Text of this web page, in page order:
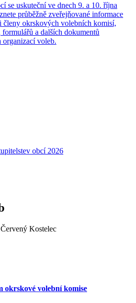
se uskuteční ve dnech 9. a 10. října
průběžně zveřejňované informace
členy okrskových volebních komisí,
a dalších dokumentů
organizací voleb.
obcí 2026
Kostelec
okrskové volební komise